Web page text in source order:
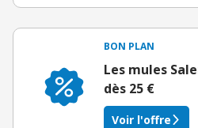
BON PLAN
Les mules
dès 25 €
Voir l'offre